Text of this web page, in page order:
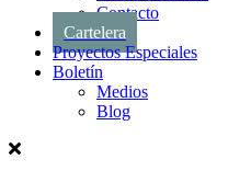
Contacto
Cartelera
Proyectos Especiales
Boletín
Medios
Blog